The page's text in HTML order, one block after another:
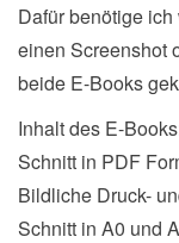
Dafür benötige
einen Screenshot
beide E-Books
Inhalt des E-
Schnitt in PDF
Bildliche Druck-
Schnitt in A0 und